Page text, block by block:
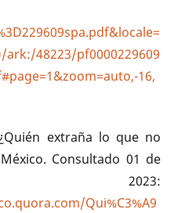
48223/pf0000229609
16,
extraña lo que no
Consultado 01 de
2023:
Qui%C3%A9